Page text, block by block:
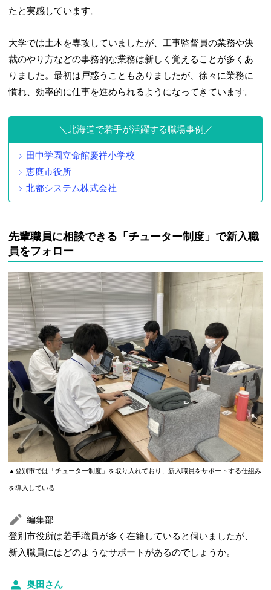
たと実感しています。
大学では土木を専攻していましたが、工事監督員の業務や決
裁のやり方などの事務的な業務は新しく覚えることが多くあ
りました。最初は戸惑うこともありましたが、徐々に業務に
慣れ、効率的に仕事を進められるようになってきています。
北海道で若手が活躍する職場事例
田中学園立命館慶祥小学校
恵庭市役所
北都システム株式会社
先輩職員に相談できる「チューター制度」で新入職
員をフォロー
▲登別市では「チューター制度」を取り入れており、新入職員をサポートする仕組み
を導入している
編集部
登別市役所は若手職員が多く在籍していると伺いましたが、
新入職員にはどのようなサポートがあるのでしょうか。
奥田さん